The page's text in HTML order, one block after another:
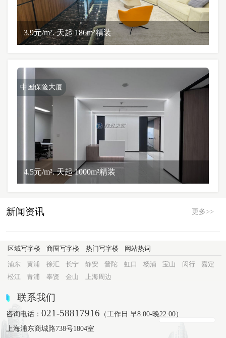
3.9元/m². 天起 186m²精装
中国保险大厦
4.5元/m². 天起 1000m²精装
新闻资讯 更多>>
区域写字楼 商圈写字楼 热门写字楼 网站热词
浦东 黄浦 徐汇 长宁 静安 普陀 虹口 杨浦 宝山 闵行
嘉定
松江
青浦 奉贤 金山 上海周边
联系我们
咨询电话：021-58817916 （工作日 早8:00-晚22:00）
上海浦东商城路738号1804室